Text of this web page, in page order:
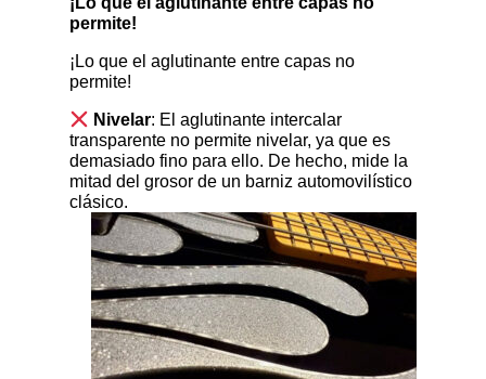
permite!
¡Lo que el aglutinante entre capas no
permite!
Nivelar: El aglutinante intercalar
transparente no permite nivelar, ya que es
demasiado fino para ello. De hecho, mide la
mitad del grosor de un barniz automovilístico
clásico.